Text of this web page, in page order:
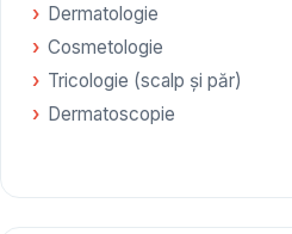
Dermatologie
Cosmetologie
Tricologie (scalp și păr)
Dermatoscopie